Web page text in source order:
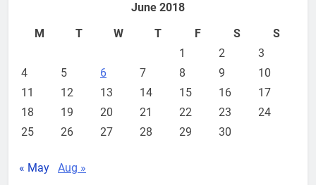
June 2018
M
T W T F S
S
1
2
3
4
5 6 7 8 9
10
11
12 13 14 15 16
17
18
19 20 21 22 23
24
25
26 27 28 29 30
« May Aug »